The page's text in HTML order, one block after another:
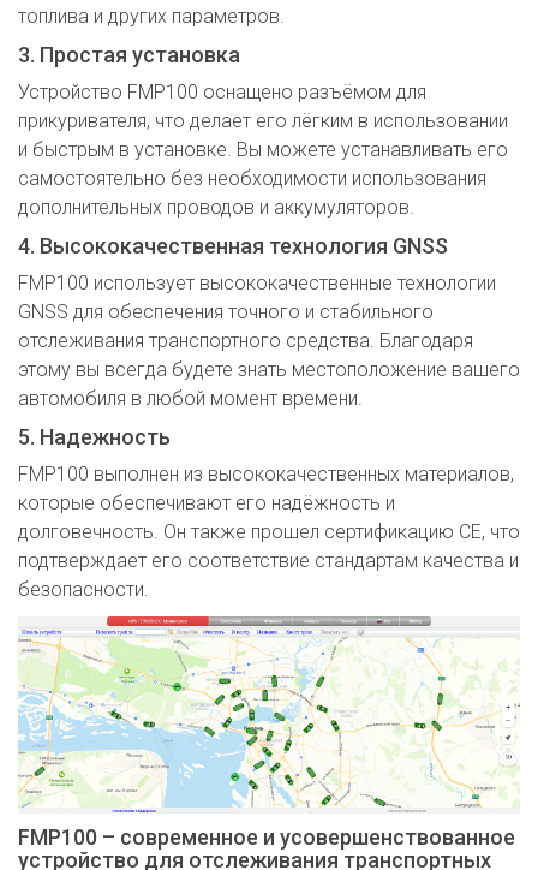
топлива и других параметров.
3. Простая установка
Устройство FMP100 оснащено разъёмом для
прикуривателя, что делает его лёгким в использовании
и быстрым в установке. Вы можете устанавливать его
самостоятельно без необходимости использования
дополнительных проводов и аккумуляторов.
4. Высококачественная технология GNSS
FMP100 использует высококачественные технологии
GNSS для обеспечения точного и стабильного
отслеживания транспортного средства. Благодаря
этому вы всегда будете знать местоположение вашего
автомобиля в любой момент времени.
5. Надежность
FMP100 выполнен из высококачественных материалов,
которые обеспечивают его надёжность и
долговечность. Он также прошел сертификацию CE, что
подтверждает его соответствие стандартам качества и
безопасности.
FMP100 – современное и усовершенствованное
устройство для отслеживания транспортных